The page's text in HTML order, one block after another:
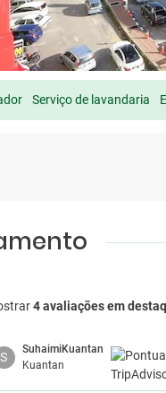
Serviço de lavandaria
4 avaliações em
S
SuhaimiKuantan
Kuantan